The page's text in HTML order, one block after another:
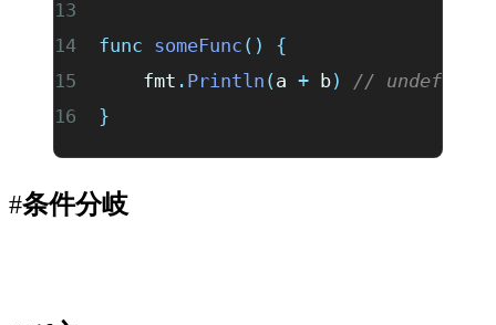
func someFunc ()
{
	fmt
. Println (a + b)
// undefined
}
条件分岐